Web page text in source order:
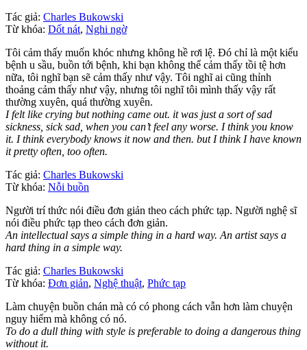
Tác giả: Charles Bukowski
Từ khóa: Dốt nát, Nghi ngờ
Tôi cảm thấy muốn khóc nhưng không hề rơi lệ. Đó chỉ là một kiểu
bệnh u sầu, buồn tới bệnh, khi bạn không thể cảm thấy tồi tệ hơn
nữa, tôi nghĩ bạn sẽ cảm thấy như vậy. Tôi nghĩ ai cũng thỉnh
thoảng cảm thấy như vậy, nhưng tôi nghĩ tôi mình thấy vậy rất
thường xuyên, quá thường xuyên.
I felt like crying but nothing came out. it was just a sort of sad
sickness, sick sad, when you can’t feel any worse. I think you know
it. I think everybody knows it now and then. but I think I have known
it pretty often, too often.
Tác giả: Charles Bukowski
Từ khóa: Nỗi buồn
Người trí thức nói điều đơn giản theo cách phức tạp. Người nghệ sĩ
nói điều phức tạp theo cách đơn giản.
An intellectual says a simple thing in a hard way. An artist says a
hard thing in a simple way.
Tác giả: Charles Bukowski
Từ khóa: Đơn giản, Nghệ thuật, Phức tạp
Làm chuyện buồn chán mà có có phong cách vẫn hơn làm chuyện
nguy hiểm mà không có nó.
To do a dull thing with style is preferable to doing a dangerous thing
without it.